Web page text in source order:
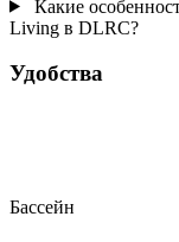
Какие
Living в DLRC?
Удобства
Бассейн